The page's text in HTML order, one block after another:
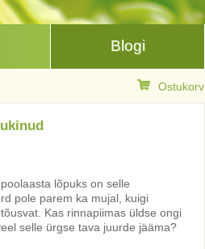
Blogi
Ostukorv
lõpuks on selle
pole parem ka mujal, kuigi
Kas rinnapiimas üldse ongi
selle ürgse tava juurde jääma?